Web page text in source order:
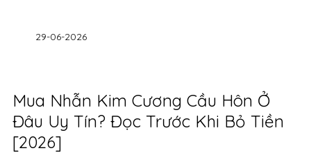
Mua Nhẫn Kim Cương Cầu Hôn Ở
Đâu Uy Tín? Đọc Trước Khi Bỏ Tiền
[2026]
29-06-2026